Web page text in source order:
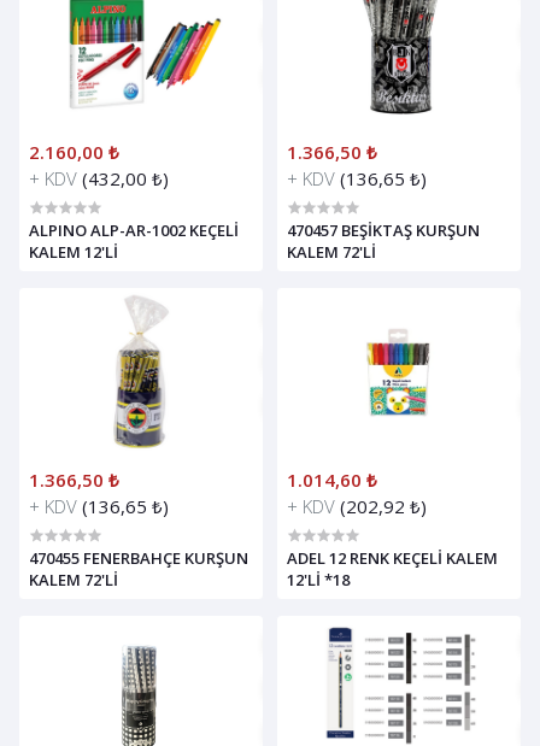
2.160,00 ₺
+ KDV (432,00 ₺)
ALPINO ALP-AR-1002 KEÇELİ
KALEM 12'Lİ
1.366,50 ₺
+ KDV (136,65 ₺)
470457 BEŞİKTAŞ KURŞUN
KALEM 72'Lİ
1.366,50 ₺
+ KDV (136,65 ₺)
470455 FENERBAHÇE KURŞUN
KALEM 72'Lİ
1.014,60 ₺
+ KDV (202,92 ₺)
ADEL 12 RENK KEÇELİ KALEM
12'Lİ *18